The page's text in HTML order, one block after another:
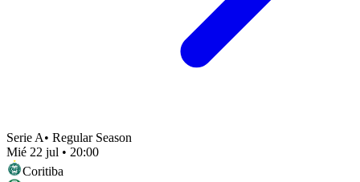
Serie A• Regular Season
Mié 22 jul • 20:00
Coritiba